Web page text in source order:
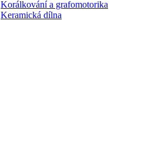
Korálkování a grafomotorika
Keramická dílna